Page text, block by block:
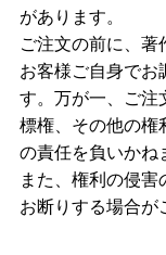
があります。
ご注文の前に、著
お客様ご自身でお
す。万が一、ご注
標権、その他の権
の責任を負いかね
また、権利の侵
お断りする場合が